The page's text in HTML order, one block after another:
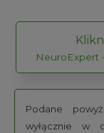
NeuroExpert
Podane
wyłącznie w